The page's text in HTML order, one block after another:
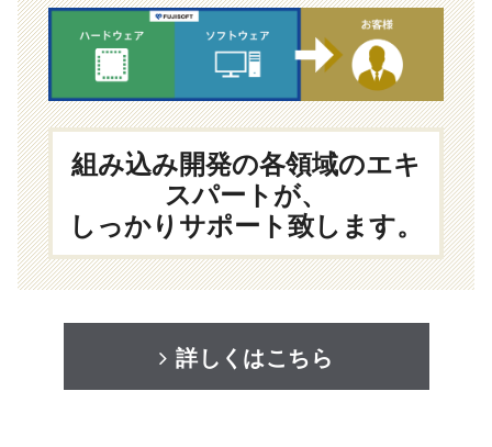
組み込み開発の各領域のエキ
スパートが、
しっかりサポート致します。
詳しくはこちら